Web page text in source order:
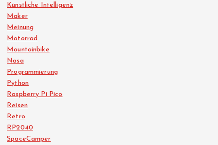
Künstliche Intelligenz
Maker
Meinung
Motorrad
Mountainbike
Nasa
Programmierung
Python
Raspberry Pi Pico
Reisen
Retro
RP2040
SpaceCamper